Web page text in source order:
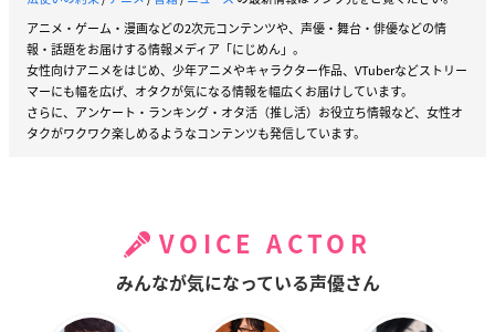
アニメ・ゲーム・漫画などの2次元コンテンツや、声優・舞台・俳優などの情
報・話題をお届けする情報メディア「にじめん」。
女性向けアニメをはじめ、少年アニメやキャラクター作品、VTuberなどストリー
マーにも幅を広げ、オタクが気になる情報を幅広くお届けしています。
さらに、アンケート・ランキング・オタ活（推し活）お役立ち情報など、女性オ
タクがワクワク楽しめるようなコンテンツも発信しています。
VOICE ACTOR
みんなが気になっている声優さん